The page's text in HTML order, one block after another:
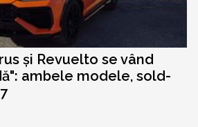
și Revuelto se vând
ambele modele, sold-